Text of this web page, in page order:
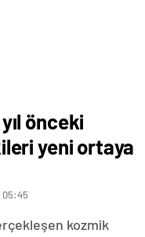
önceki
yeni ortaya
05:45
kozmik